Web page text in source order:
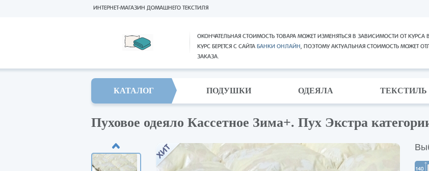
ОКОНЧАТЕЛЬНАЯ СТОИМОСТЬ ТОВАРА МОЖЕТ ИЗМЕНЯТЬСЯ В ЗАВИСИМОСТИ ОТ КУРСА
КУРС БЕРЕТСЯ С САЙТА БАНКИ ОНЛАЙН, ПОЭТОМУ АКТУАЛЬНАЯ СТОИМОСТЬ МОЖЕТ
ЗАКАЗА.
ИНТЕРНЕТ-МАГАЗИН ДОМАШНЕГО ТЕКСТИЛЯ
КАТАЛОГ ПОДУШКИ ОДЕЯЛА ТЕКСТИЛЬ
Пуховое одеяло Кассетное Зима+. Пух Экстра